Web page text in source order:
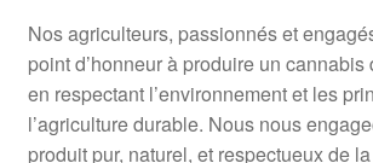
Nos agriculteurs, passionnés et
point d’honneur à produire un cannabis
en respectant l’environnement et les
l’agriculture durable. Nous nous
produit pur, naturel, et respectueux de